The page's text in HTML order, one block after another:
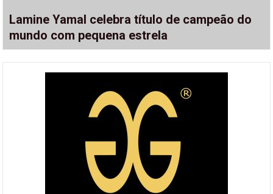
Lamine Yamal celebra título de campeão do
mundo com pequena estrela